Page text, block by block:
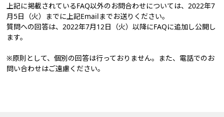
上記に掲載されているFAQ以外のお問合わせについては、2022年7
月5日（火）までに上記Emailまでお送りください。
質問への回答は、2022年7月12日（火）以降にFAQに追加し公開し
ます。
※原則として、個別の回答は行っておりません。また、電話でのお
問い合わせはご遠慮ください。